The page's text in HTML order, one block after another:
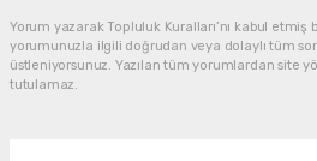
Yorum yazarak Topluluk Kuralları’nı kabul etmiş
yorumunuzla ilgili doğrudan veya dolaylı tüm
üstleniyorsunuz. Yazılan tüm yorumlardan site
tutulamaz.